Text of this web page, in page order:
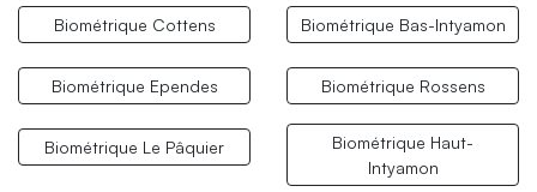
Biométrique Cottens Biométrique Bas-Intyamon
Biométrique Ependes Biométrique Rossens
Biométrique Le Pâquier
Biométrique Haut-
Intyamon